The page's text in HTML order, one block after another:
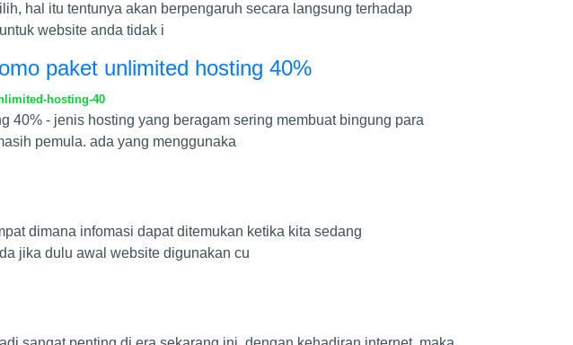
hal itu tentunya akan berpengaruh secara langsung terhadap
website anda tidak i
paket unlimited hosting 40%
hosting-40
40% - jenis hosting yang beragam sering membuat bingung para
pemula. ada yang menggunaka
dimana infomasi dapat ditemukan ketika kita sedang
jika dulu awal website digunakan cu